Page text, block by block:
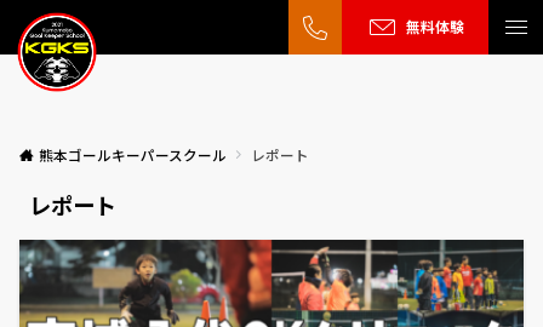
無料体験
熊本ゴールキーパースクール レポート
レポート